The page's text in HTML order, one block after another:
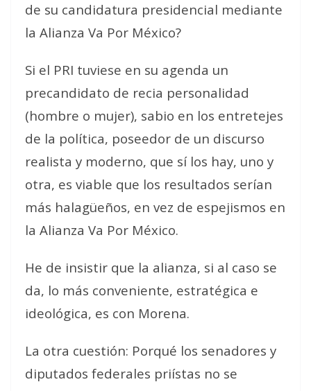
de su candidatura presidencial mediante
la Alianza Va Por México?
Si el PRI tuviese en su agenda un
precandidato de recia personalidad
(hombre o mujer), sabio en los entretejes
de la política, poseedor de un discurso
realista y moderno, que sí los hay, uno y
otra, es viable que los resultados serían
más halagüeños, en vez de espejismos en
la Alianza Va Por México.
He de insistir que la alianza, si al caso se
da, lo más conveniente, estratégica e
ideológica, es con Morena.
La otra cuestión: Porqué los senadores y
diputados federales priístas no se